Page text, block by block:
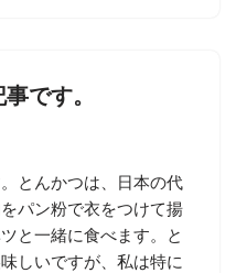
です。
とんかつは、日本の代
パン粉で衣をつけて揚
と一緒に食べます。と
しいですが、私は特に